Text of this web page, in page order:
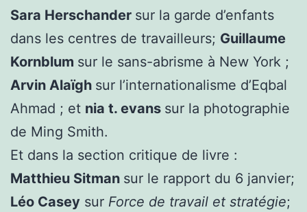
Sara Herschander sur la garde d’enfants
dans les centres de travailleurs; Guillaume
Kornblum sur le sans-abrisme à New York ;
Arvin Alaïgh sur l’internationalisme d’Eqbal
Ahmad ; et nia t. evans sur la photographie
de Ming Smith.
Et dans la section critique de livre :
Matthieu Sitman sur le rapport du 6 janvier;
Léo Casey sur Force de travail et stratégie;